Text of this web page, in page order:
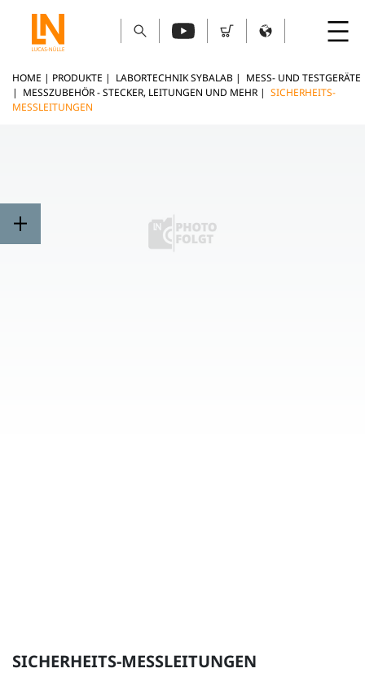
HOME | PRODUKTE | LABORTECHNIK SYBALAB | MESS- UND TESTGERÄTE
| MESSZUBEHÖR - STECKER, LEITUNGEN UND MEHR | SICHERHEITS-
MESSLEITUNGEN
SICHERHEITS-MESSLEITUNGEN